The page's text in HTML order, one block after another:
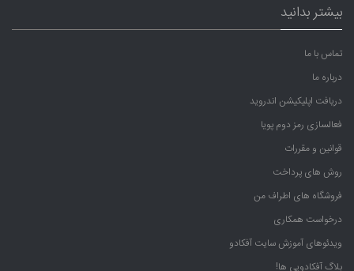
بیشتر بدانید
تماس با ما
درباره ما
دریافت اپلیکیشن اندروید
فعالسازی رمز دوم پویا
قوانین و مقررات
روش های پرداخت
فروشگاه های اطراف من
درخواست همکاری
ویدئوهای آموزش سایت آفکادو
بلاگ آفکادویی ها!